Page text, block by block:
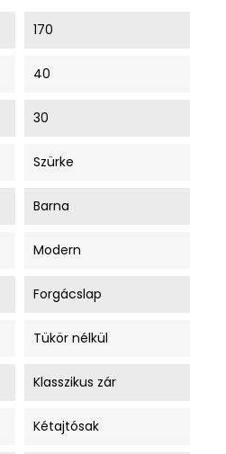
170
40
30
Szürke
Barna
Modern
Forgácslap
Tükör nélkül
Klasszikus zár
Kétajtósak